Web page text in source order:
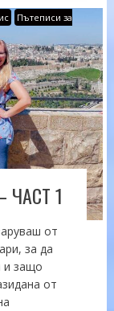
Пътеписи за
ЧАСТ 1
от
за да
и защо
от